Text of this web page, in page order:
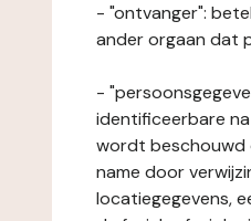
- "ontvanger":
ander orgaan dat
-
identificeerbare
wordt beschouwd
name door
locatiegegevens,